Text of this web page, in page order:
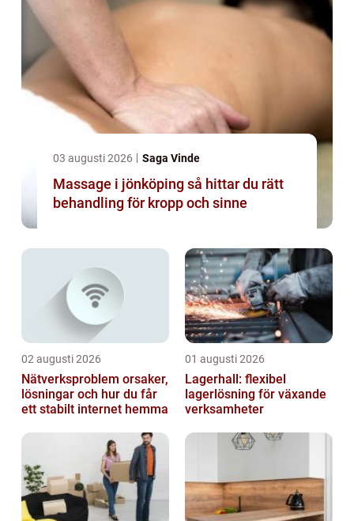
03 augusti 2026 Saga Vinde
Massage i jönköping så hittar du rätt
behandling för kropp och sinne
02 augusti 2026
Nätverksproblem orsaker,
lösningar och hur du får
ett stabilt internet hemma
01 augusti 2026
Lagerhall: flexibel
lagerlösning för växande
verksamheter